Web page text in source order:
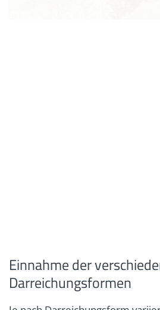
Einnahme der
Darreichungsformen